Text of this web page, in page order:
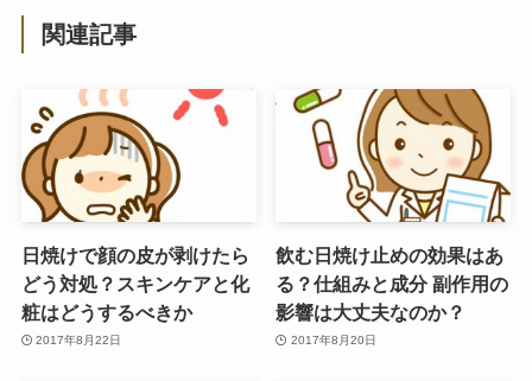
関連記事
日焼けで顔の皮が剥けたら
どう対処？スキンケアと化
粧はどうするべきか
2017年8月22日
飲む日焼け止めの効果はあ
る？仕組みと成分 副作用の
影響は大丈夫なのか？
2017年8月20日